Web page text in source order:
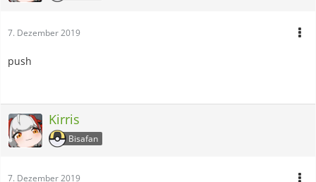
7. Dezember 2019
push
Kirris
Bisafan
7. Dezember 2019